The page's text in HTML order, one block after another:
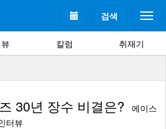
검색
칼럼 취재기
30년 장수 비결은?
에이스
터뷰